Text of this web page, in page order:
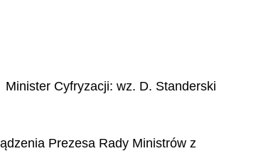
Minister Cyfryzacji: wz. D. Standerski
Prezesa Rady Ministrów z